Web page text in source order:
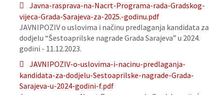
Javna-rasprava-na-Nacrt-Programa-rada-Gradskog-
vijeca-Grada-Sarajeva-za-2025.-godinu.pdf
JAVNIPOZIV o uslovima i načinu predlaganja kandidata za
dodjelu “Šestoaprilske nagrade Grada Sarajeva” u 2024.
godini - 11.12.2023.
JAVNIPOZIV-o-uslovima-i-nacinu-predlaganja-
kandidata-za-dodjelu-Sestoaprilske-nagrade-Grada-
Sarajeva-u-2024-godini-f.pdf